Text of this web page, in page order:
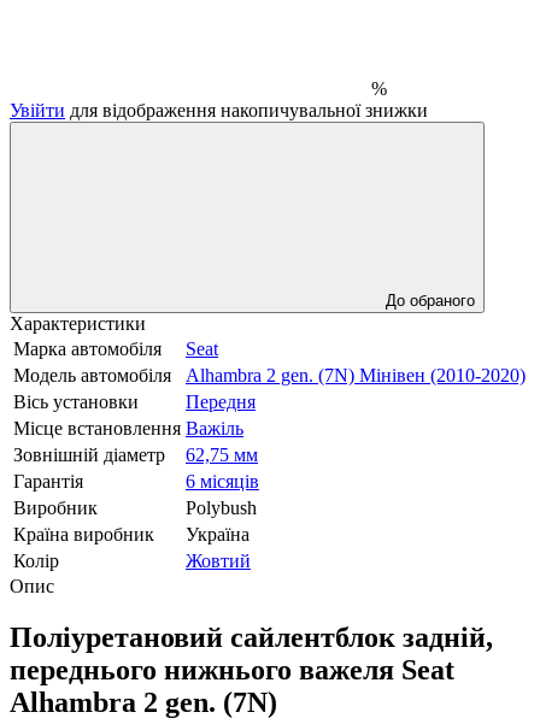
%
Увійти для відображення накопичувальної знижки
До обраного
Характеристики
Марка автомобіля
Seat
Модель автомобіля
Alhambra 2 gen. (7N) Мінівен (2010-2020)
Вісь установки
Передня
Місце встановлення Важіль
Зовнішній діаметр
62,75 мм
Гарантія
6 місяців
Виробник
Polybush
Країна виробник
Україна
Колір
Жовтий
Опис
Поліуретановий сайлентблок задній,
переднього нижнього важеля Seat
Alhambra 2 gen. (7N)